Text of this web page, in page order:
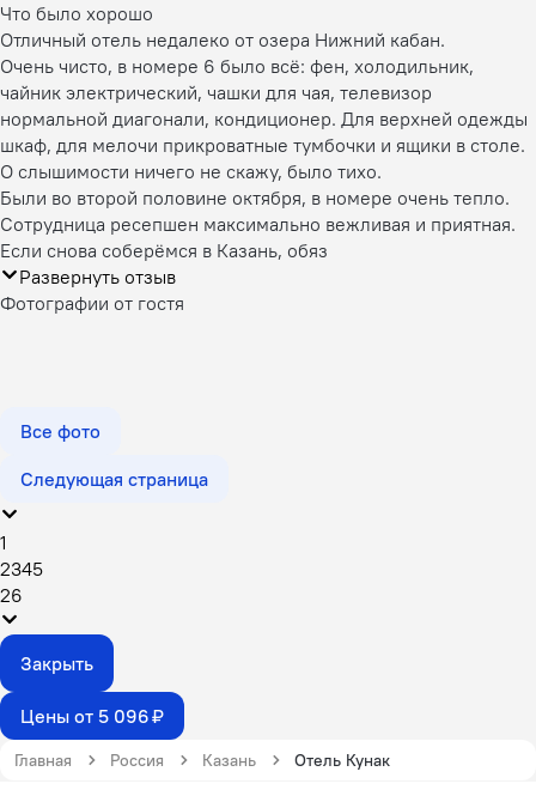
Что было хорошо
Отличный отель недалеко от озера Нижний кабан.
Очень чисто, в номере 6 было всё: фен, холодильник,
чайник электрический, чашки для чая, телевизор
нормальной диагонали, кондиционер. Для верхней одежды
шкаф, для мелочи прикроватные тумбочки и ящики в столе.
О слышимости ничего не скажу, было тихо.
Были во второй половине октября, в номере очень тепло.
Сотрудница ресепшен максимально вежливая и приятная.
Если снова соберёмся в Казань, обяз
Развернуть отзыв
Фотографии от гостя
Все фото
Следующая страница
1
2345
26
Закрыть
Цены от 5 096 ₽
Главная Россия Казань Отель Кунак